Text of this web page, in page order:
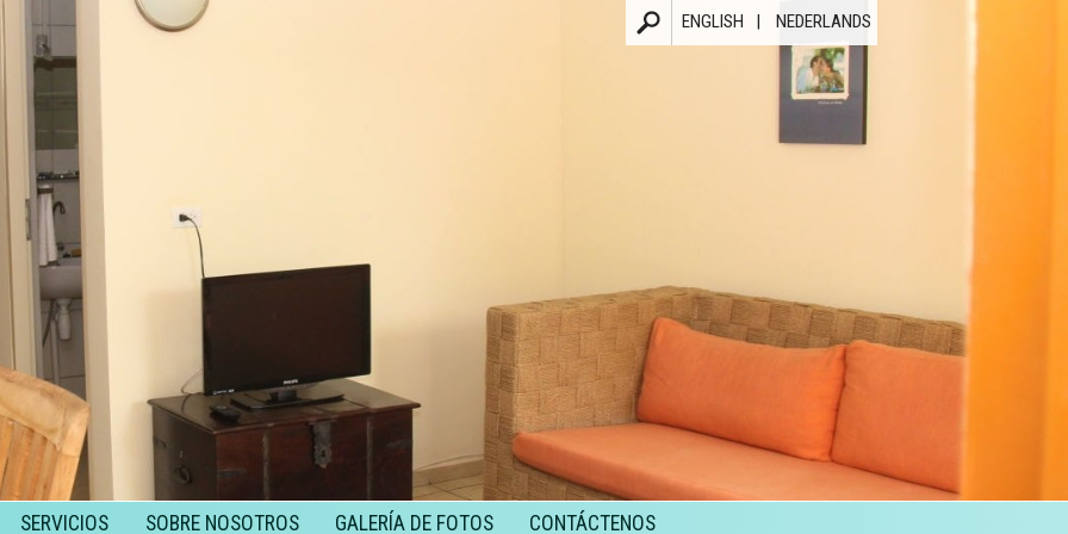
ENGLISH NEDERLANDS
SERVICIOS SOBRE NOSOTROS GALERÍA DE FOTOS CONTÁCTENOS